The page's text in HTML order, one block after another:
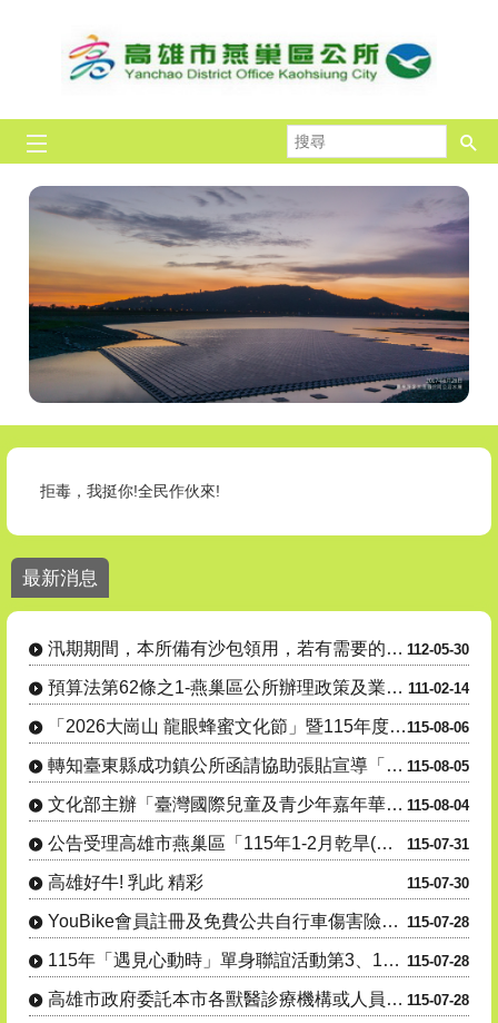
尋
拒毒，我挺你!全民作伙來!
1. 電池回收3”要” 安全又環保！、2. 點亮綠生活 生活更環保 燈管
燕巢區公所各課室分機號碼請至【機關介紹】-【課室職掌及電話
24小時毒防諮詢專線 : 0800-770-885(請請你、幫幫我)
最新消息
112-05-30
汛期期間，本所備有沙包領用，若有需要的民眾請善加利用。
111-02-14
預算法第62條之1-燕巢區公所辦理政策及業務宣導之執行情形表
115-08-06
「2026大崗山 龍眼蜂蜜文化節」暨115年度產銷履歷豬肉暨米食推廣- 『豬香米寶 蜜香田寮』豬肉米....
115-08-05
轉知臺東縣成功鎮公所函請協助張貼宣導「115年度成功鎮阿美族文化節暨傳統舞蹈競賽及族語推廣系列活動」....
115-08-04
文化部主辦「臺灣國際兒童及青少年嘉年華」活動
115-07-31
公告受理高雄市燕巢區「115年1-2月乾旱(遲發性)」蜂群(蜜源缺乏)農業天然災害現金救助及受災證明....
115-07-30
高雄好牛! 乳此 精彩
115-07-28
YouBike會員註冊及免費公共自行車傷害險投保宣導
115-07-28
115年「遇見心動時」單身聯誼活動第3、10-14梯次，8月7日至16日受理網路報名，歡迎踴躍參與
115-07-28
高雄市政府委託本市各獸醫診療機構或人員辦理「動物狂犬 病預防注射及核發證明文件」公告1份